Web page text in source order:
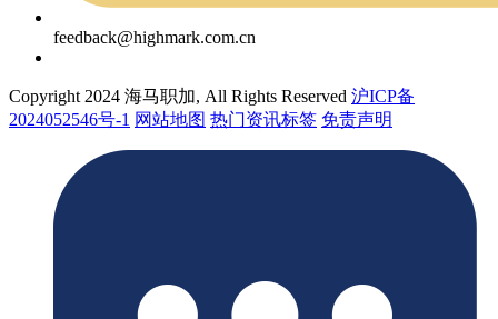
feedback@highmark.com.cn
Copyright 2024 海马职加, All Rights Reserved 沪ICP备
2024052546号-1 网站地图 热门资讯标签 免责声明